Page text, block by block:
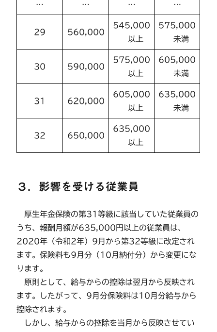
… … … …
29 560,000
545,000
以上
575,000
未満
30 590,000
575,000
以上
605,000
未満
31 620,000
605,000
以上
635,000
未満
32 650,000
635,000
以上
３．影響を受ける従業員
厚生年金保険の第31等級に該当していた従業員の
うち、報酬月額が635,000円以上の従業員は、
2020年（令和2年）9月から第32等級に改定され
ます。保険料も9月分（10月納付分）から変更にな
ります。
原則として、給与からの控除は翌月から反映され
ます。したがって、9月分保険料は10月分給与から
控除されます。
しかし、給与からの控除を当月から反映させてい